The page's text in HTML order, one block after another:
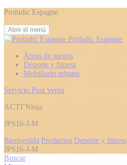
Proludic Espagne
Abrir el menú
Proludic Espagne
Áreas de juegos
Deporte y fitness
Mobiliario urbano
Servicio Post Venta
ACTI’Ninja
JPS16-J-M
Bienvenida Productos Deporte y fitness
JPS16-J-M
Buscar